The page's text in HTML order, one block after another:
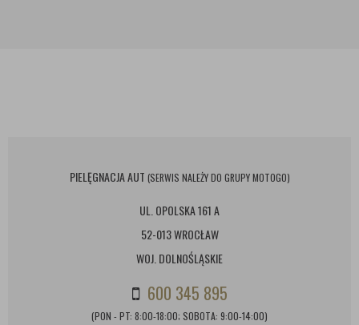
PIELĘGNACJA AUT (SERWIS NALEŻY DO GRUPY MOTOGO)
UL. OPOLSKA 161 A
52-013 WROCŁAW
WOJ. DOLNOŚLĄSKIE
600 345 895
(PON - PT: 8:00-18:00; SOBOTA: 9:00-14:00)